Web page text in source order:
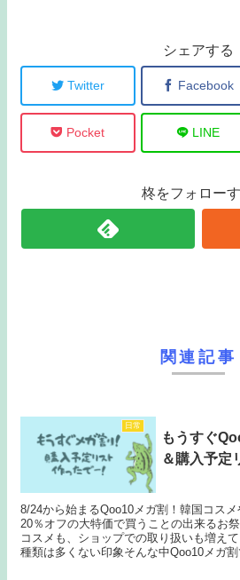
シェアする
Twitter Facebook
Pocket LINE
柊をフォロー
関連記事
日常
もうすぐ
＆購入予定
8/24から始まるQoo10メガ割！韓国コスメ
20％オフの大特価で買うことの出来るお
コスメも、ショップでの取り扱いも増え
種類は多くない印象そんな中Qoo10メガ割